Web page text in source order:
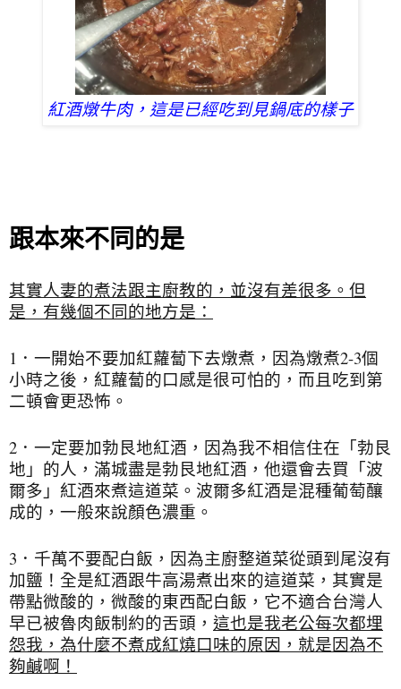
紅酒燉牛肉，這是已經吃到見鍋底的樣子
跟本來不同的是
其實人妻的煮法跟主廚教的，並沒有差很多。但
是，有幾個不同的地方是：
1．一開始不要加紅蘿蔔下去燉煮，因為燉煮2-3個
小時之後，紅蘿蔔的口感是很可怕的，而且吃到第
二頓會更恐怖。
2．一定要加勃艮地紅酒，因為我不相信住在「勃艮
地」的人，滿城盡是勃艮地紅酒，他還會去買「波
爾多」紅酒來煮這道菜。波爾多紅酒是混種葡萄釀
成的，一般來說顏色濃重。
3．千萬不要配白飯，因為主廚整道菜從頭到尾沒有
加鹽！全是紅酒跟牛高湯煮出來的這道菜，其實是
帶點微酸的，微酸的東西配白飯，它不適合台灣人
早已被魯肉飯制約的舌頭， 這也是我老公每次都埋
怨我，為什麼不煮成紅燒口味的原因，就是因為不
夠鹹啊！